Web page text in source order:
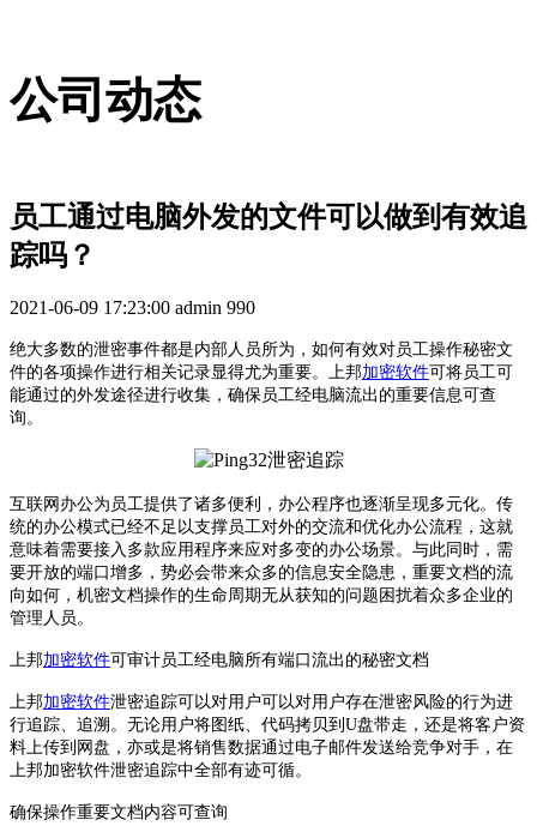
公司动态
员工通过电脑外发的文件可以做到有效追
踪吗？
2021-06-09 17:23:00 admin 990
绝大多数的泄密事件都是内部人员所为，如何有效对员工操作秘密文
件的各项操作进行相关记录显得尤为重要。上邦加密软件可将员工可
能通过的外发途径进行收集，确保员工经电脑流出的重要信息可查
询。
互联网办公为员工提供了诸多便利，办公程序也逐渐呈现多元化。传
统的办公模式已经不足以支撑员工对外的交流和优化办公流程，这就
意味着需要接入多款应用程序来应对多变的办公场景。与此同时，需
要开放的端口增多，势必会带来众多的信息安全隐患，重要文档的流
向如何，机密文档操作的生命周期无从获知的问题困扰着众多企业的
管理人员。
上邦加密软件可审计员工经电脑所有端口流出的秘密文档
上邦加密软件泄密追踪可以对用户可以对用户存在泄密风险的行为进
行追踪、追溯。无论用户将图纸、代码拷贝到U盘带走，还是将客户资
料上传到网盘，亦或是将销售数据通过电子邮件发送给竞争对手，在
上邦加密软件泄密追踪中全部有迹可循。
确保操作重要文档内容可查询